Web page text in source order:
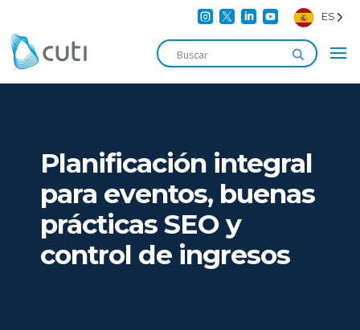
    ES
Planificación integral
para eventos, buenas
prácticas SEO y
control de ingresos